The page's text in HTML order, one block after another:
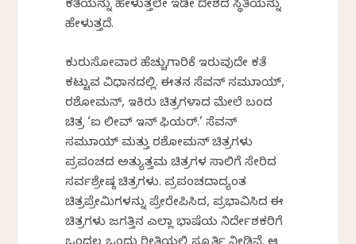
ಕತೆಯನ್ನು ಹೇಳುತ್ತಲೇ ಇಡೀ ದೇಶದ ಸ್ಥಿತಿಯನ್ನು
ಹೇಳುತ್ತದೆ.
ಕುರುಸೋವಾರ ಹೆಚ್ಚುಗಾರಿಕೆ ಇರುವುದೇ ಕತೆ
ಕಟ್ಟುವ ವಿಧಾನದಲ್ಲಿ. ಈತನ ಸೆವನ್ ಸಮುರಾಯ್,
ರಶೋಮನ್, ಇಕಿರು ಚಿತ್ರಗಳಾದ ಮೇಲೆ ಬಂದ
ಚಿತ್ರ ‘ಐ ಲೀವ್ ಇನ್ ಫಿಯರ್.’ ಸೆವನ್
ಸಮುರಾಯ್ ಮತ್ತು ರಶೋಮನ್ ಚಿತ್ರಗಳು
ಪ್ರಪಂಚದ ಅತ್ಯುತ್ತಮ ಚಿತ್ರಗಳ ಸಾಲಿಗೆ ಸೇರಿದ
ಸರ್ವಶ್ರೇಷ್ಠ ಚಿತ್ರಗಳು. ಪ್ರಪಂಚದಾದ್ಯಂತ
ಚಿತ್ರಪ್ರೇಮಿಗಳನ್ನು ಪ್ರೇರೇಪಿಸಿದ, ಪ್ರಭಾವಿಸಿದ ಈ
ಚಿತ್ರಗಳು ಜಗತ್ತಿನ ಎಲ್ಲಾ ಭಾಷೆಯ ನಿರ್ದೇಶಕರಿಗೆ